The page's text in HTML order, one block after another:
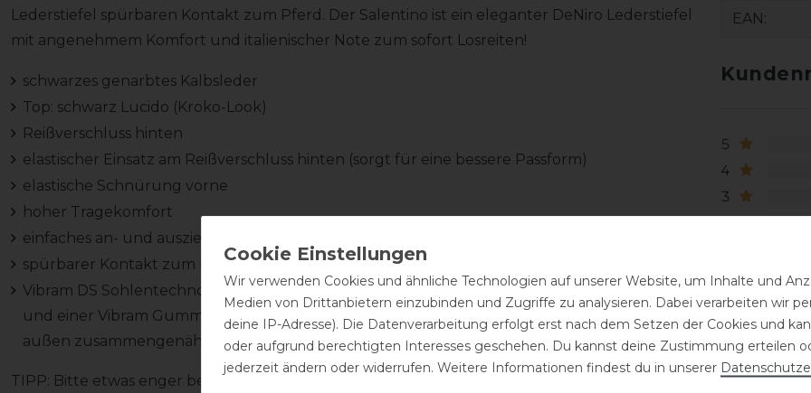
Lederstiefel spürbaren Kontakt zum Pferd. Der Salentino ist ein eleganter DeNiro Lederstiefel
mit angenehmem Komfort und italienischer Note zum sofort Losreiten!
schwarzes genarbtes Kalbsleder
Top: schwarz Lucido (Kroko-Look)
Reißverschluss hinten
elastischer Einsatz am Reißverschluss hinten (sorgt für eine bessere Passform)
elastische Schnürung vorne
hoher Tragekomfort
einfaches an- und ausziehen des Stiefels
spürbarer Kontakt zum Pferd
Vibram DS Sohlentechnologie: handgefertigte Sohle bestehend aus zwei Lederschichten
und einer Vibram Gummischicht, die drei Schichten werden mit einer Doppelnaht innen und
außen zusammengenäht
TIPP: Bitte etwas enger bestellen, da der Elastikeinsatz etwas nachgibt! Die Schuhgröße fällt
EAN:
5
4
3
Wir verwenden Cookies und ähnliche Technologien auf unserer Website, um Inhalte und
Medien von Drittanbietern einzubinden und Zugriffe zu analysieren. Dabei verarbeiten wir
deine IP-Adresse). Die Datenverarbeitung erfolgt erst nach dem Setzen der Cookies und
oder aufgrund berechtigten Interesses geschehen. Du kannst deine Zustimmung erteilen
jederzeit ändern oder widerrufen. Weitere Informationen findest du in unserer